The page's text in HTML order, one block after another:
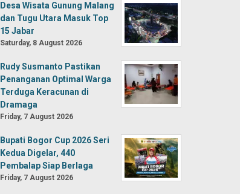
Desa Wisata Gunung Malang
dan Tugu Utara Masuk Top
15 Jabar
Saturday, 8 August 2026
Rudy Susmanto Pastikan
Penanganan Optimal Warga
Terduga Keracunan di
Dramaga
Friday, 7 August 2026
Bupati Bogor Cup 2026 Seri
Kedua Digelar, 440
Pembalap Siap Berlaga
Friday, 7 August 2026